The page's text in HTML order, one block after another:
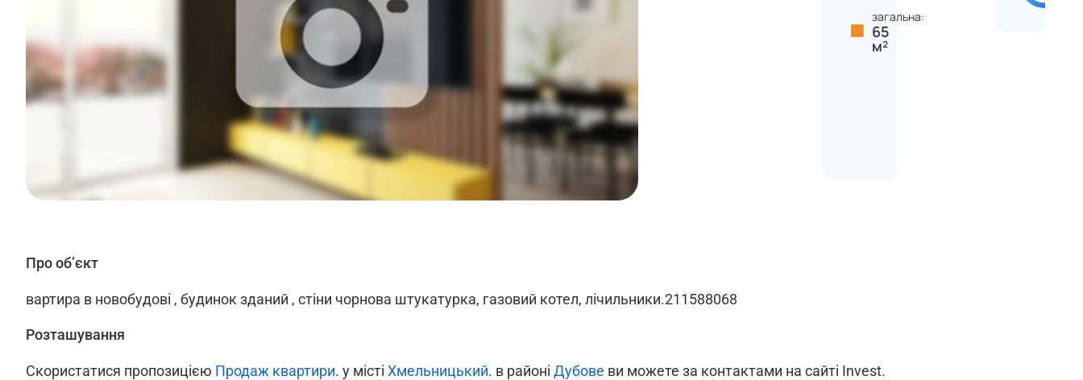
загальна:
65
м²
Про об’єкт
вартира в новобудові , будинок зданий , стіни чорнова штукатурка, газовий котел, лічильники.211588068
Розташування
Скористатися пропозицією Продаж квартири. у місті Хмельницький. в районі Дубове ви можете за контактами на сайті Invest.